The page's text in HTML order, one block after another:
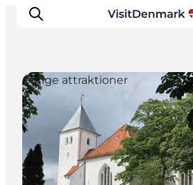
Inspiration
Destinationer
Oplevelser
Overnatning
Øvrige attraktioner